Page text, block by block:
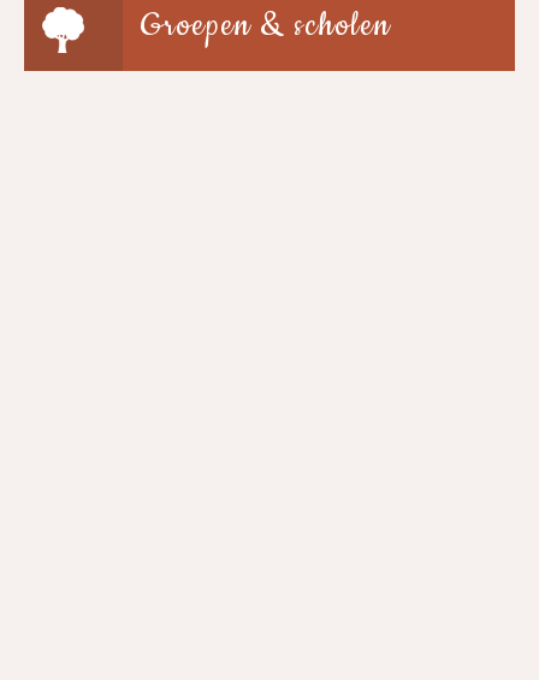
Groepen & scholen